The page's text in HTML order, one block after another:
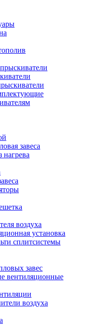
завеса
нагрева
воздуха
установка
сплитсистемы
завес
вентиляционные
воздуха